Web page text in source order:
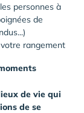
personnes à
de
rangement
de vie qui
de se